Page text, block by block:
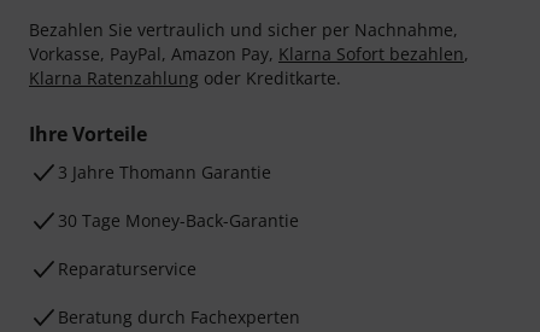
Bezahlen Sie vertraulich und sicher per Nachnahme,
Vorkasse, PayPal, Amazon Pay, Klarna Sofort bezahlen,
Klarna Ratenzahlung oder Kreditkarte.
Ihre Vorteile
3 Jahre Thomann Garantie
30 Tage Money-Back-Garantie
Reparaturservice
Beratung durch Fachexperten